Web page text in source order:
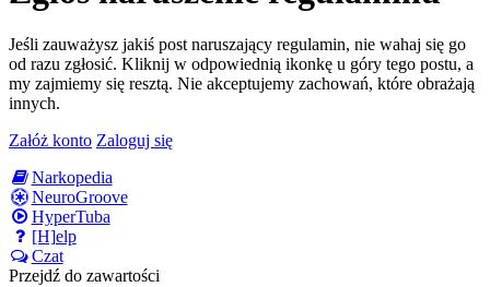
Jeśli zauważysz jakiś post naruszający regulamin, nie wahaj się go
od razu zgłosić. Kliknij w odpowiednią ikonkę u góry tego postu, a
my zajmiemy się resztą. Nie akceptujemy zachowań, które obrażają
innych.
Załóż konto Zaloguj się
Narkopedia
NeuroGroove
HyperTuba
[H]elp
Czat
Przejdź do zawartości